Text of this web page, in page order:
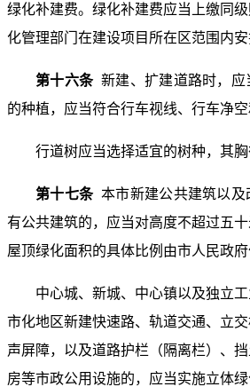
绿化补建费。绿化补建费应当上缴同
化管理部门在建设项目所在区范围内安
第十六条 新建、扩建道路时，
的种植，应当符合行车视线、行车净空
行道树应当选择适宜的树种，其胸
第十七条 本市新建公共建筑以
有公共建筑的，应当对高度不超过五十
屋顶绿化面积的具体比例由市人民政府
中心城、新城、中心镇以及独立
市化地区新建快速路、轨道交通、立
声屏障，以及道路护栏（隔离栏）、
房等市政公用设施的，应当实施立体绿